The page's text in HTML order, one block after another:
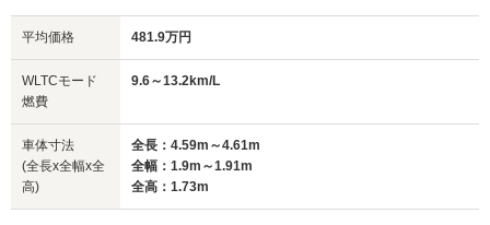
サイズ
(全長x全幅x全高)
全幅
2m
平均価格 481.9万円
WLTCモード
燃費
9.6～13.2km/L
車体寸法
(全長x全幅x全
高)
全長：4.59m～4.61m
全幅：1.9m～1.91m
全高：1.73m